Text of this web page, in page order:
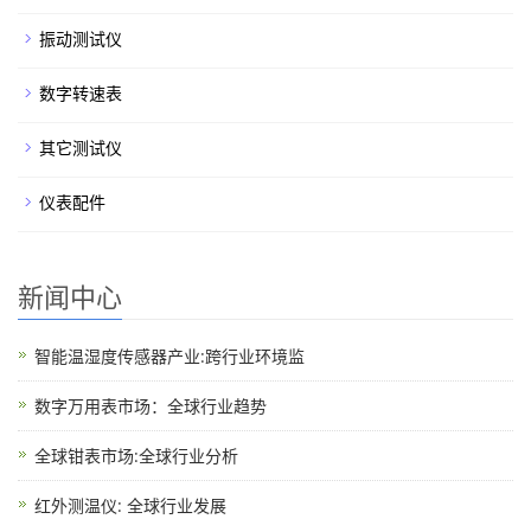
振动测试仪
数字转速表
其它测试仪
仪表配件
新闻中心
智能温湿度传感器产业:跨行业环境监
数字万用表市场：全球行业趋势
全球钳表市场:全球行业分析
红外测温仪: 全球行业发展